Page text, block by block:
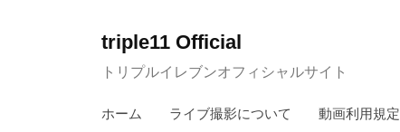
triple11 Official
トリプルイレブンオフィシャルサイト
ホーム ライブ撮影について 動画利用規定